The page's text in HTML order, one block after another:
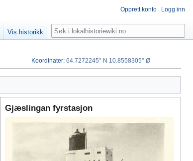
Gjæslingan fyrstasjon
Koordinater:64.7272245° N 10.8558305° Ø
Opprett konto Logg inn
Vis historikk Søk